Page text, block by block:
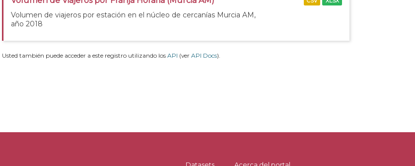
Volumen de viajeros por estación en el núcleo de cercanías Murcia AM,
año 2018
Usted también puede acceder a este registro utilizando los API (ver API Docs).
Datasets Acerca del portal